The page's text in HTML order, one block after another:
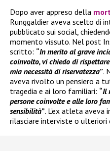
Dopo aver appreso della
Runggaldier aveva scelto di
pubblicato sui social,
momento vissuto. Nel post
scritto: “In merito al grave
coinvolto, vi chiedo di
mia necessità di riservatezza”.
aveva rivolto un pensiero a
tragedia e ai loro familiari: “Il
persone coinvolte e alle loro
sensibilità”. L’ex atleta
rilasciare interviste o ulteriori